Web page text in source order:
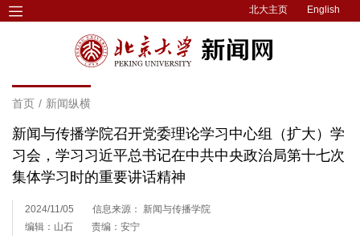
北大主页 English
首页 / 新闻纵横
新闻与传播学院召开党委理论学习中心组（扩大）学
习会，学习习近平总书记在中共中央政治局第十七次
集体学习时的重要讲话精神
2024/11/05
信息来源： 新闻与传播学院
编辑：山石
责编：安宁